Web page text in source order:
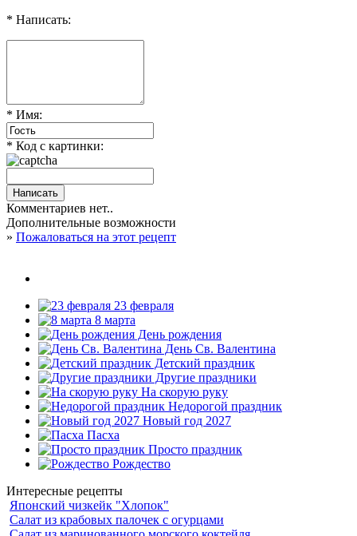
* Написать:
* Имя:
* Код с картинки:
Комментариев нет..
Дополнительные возможности
» Пожаловаться на этот рецепт
23 февраля
8 марта
День рождения
День Св. Валентина
Детский праздник
Другие праздники
На скорую руку
Недорогой праздник
Новый год 2027
Пасха
Просто праздник
Рождество
Интересные рецепты
Японский чизкейк "Хлопок"
Салат из крабовых палочек с огурцами